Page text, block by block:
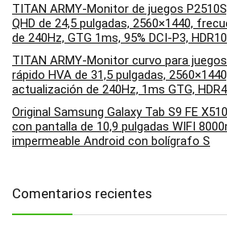
TITAN ARMY-Monitor de juegos
QHD de 24,5 pulgadas, 2560×1440,
de 240Hz, GTG 1ms, 95% DCI-P3, HDR10
TITAN ARMY-Monitor curvo para
rápido HVA de 31,5 pulgadas,
actualización de 240Hz, 1ms GTG,
Original Samsung Galaxy Tab S9 FE
con pantalla de 10,9 pulgadas WIFI
impermeable Android con bolígrafo S
Comentarios recientes